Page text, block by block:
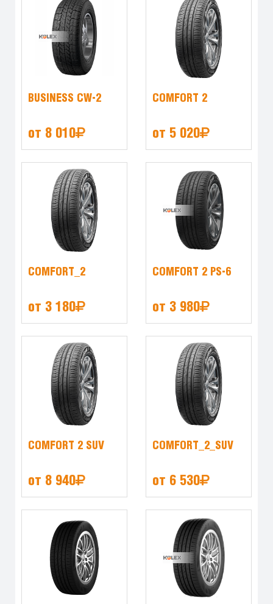
BUSINESS CW-2
от 8 010
COMFORT 2
от 5 020
COMFORT_2
от 3 180
COMFORT 2 PS-6
от 3 980
COMFORT 2 SUV
от 8 940
COMFORT_2_SUV
от 6 530